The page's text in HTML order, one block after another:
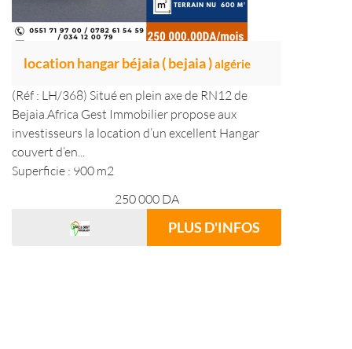
location hangar béjaia ( bejaia )algérie
(Réf : LH/368) Situé en plein axe de RN12 de
Bejaia.Africa Gest Immobilier propose aux
investisseurs la location d’un excellent Hangar
couvert d’en...
Superficie : 900 m2
250 000 DA
PLUS D'INFOS